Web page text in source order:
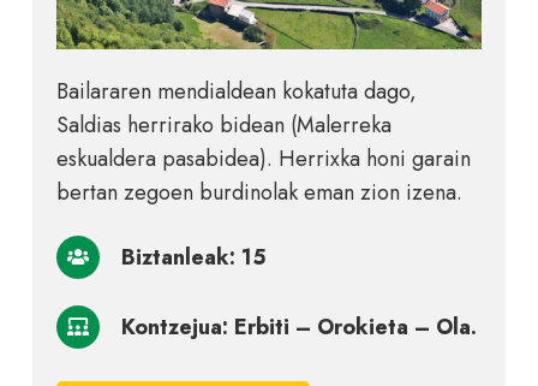
Bailararen mendialdean kokatuta dago,
Saldias herrirako bidean (Malerreka
eskualdera pasabidea). Herrixka honi garain
bertan zegoen burdinolak eman zion izena.
Biztanleak: 15
Kontzejua: Erbiti – Orokieta – Ola.